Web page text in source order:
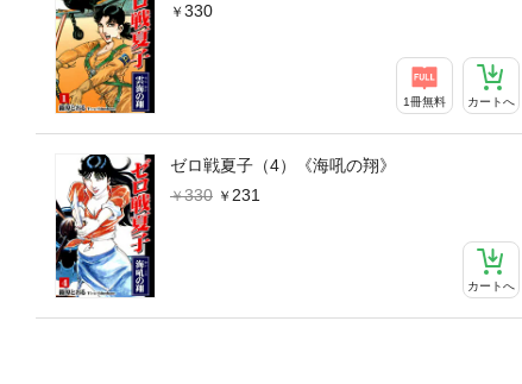
330
1冊無料 カートへ
ゼロ戦夏子（4）《海吼の翔》
330
231
カートへ